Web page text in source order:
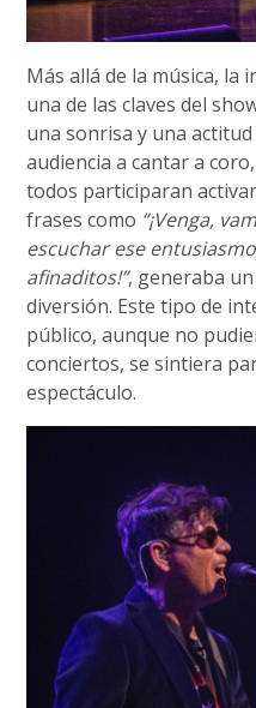
Más allá de la música, la
una de las claves del
una sonrisa y una
audiencia a cantar a
todos participaran
frases como “¡Venga,
escuchar ese
afinaditos!”, generaba
diversión. Este tipo de
público, aunque no
conciertos, se sintiera
espectáculo.